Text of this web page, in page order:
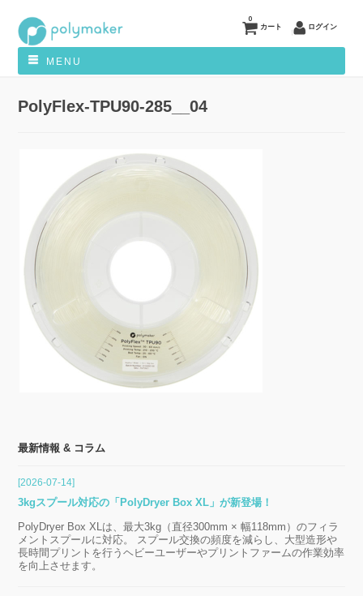
カート
0
ログイン
MENU
PolyFlex-TPU90-285__04
最新情報 & コラム
[2026-07-14]
3kgスプール対応の「PolyDryer Box XL」が新登場！
PolyDryer Box XLは、最大3kg（直径300mm × 幅118mm）のフィラ
メントスプールに対応。 スプール交換の頻度を減らし、大型造形や
長時間プリントを行うヘビーユーザーやプリントファームの作業効率
を向上させます。